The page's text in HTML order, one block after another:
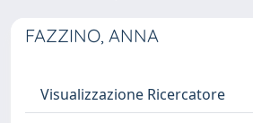
FAZZINO, ANNA
Visualizzazione Ricercatore